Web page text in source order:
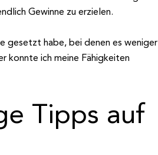
Gewinne zu erzielen.
gesetzt habe, bei denen es weniger
konnte ich meine Fähigkeiten
Tipps auf